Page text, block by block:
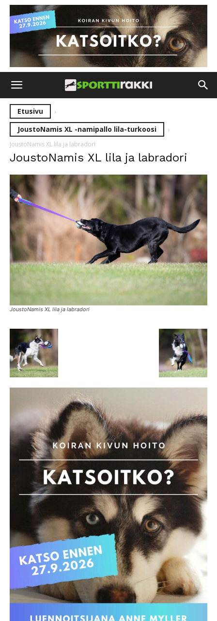
Etusivu
JoustoNamis XL -namipallo lila-turkoosi
JoustoNamis XL lila ja labradori
JoustoNamis XL lila ja labradori
JoustoNamis XL lila ja labradori